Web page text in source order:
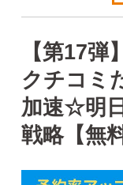
【第17
クチコミ
加速☆明
戦略【無